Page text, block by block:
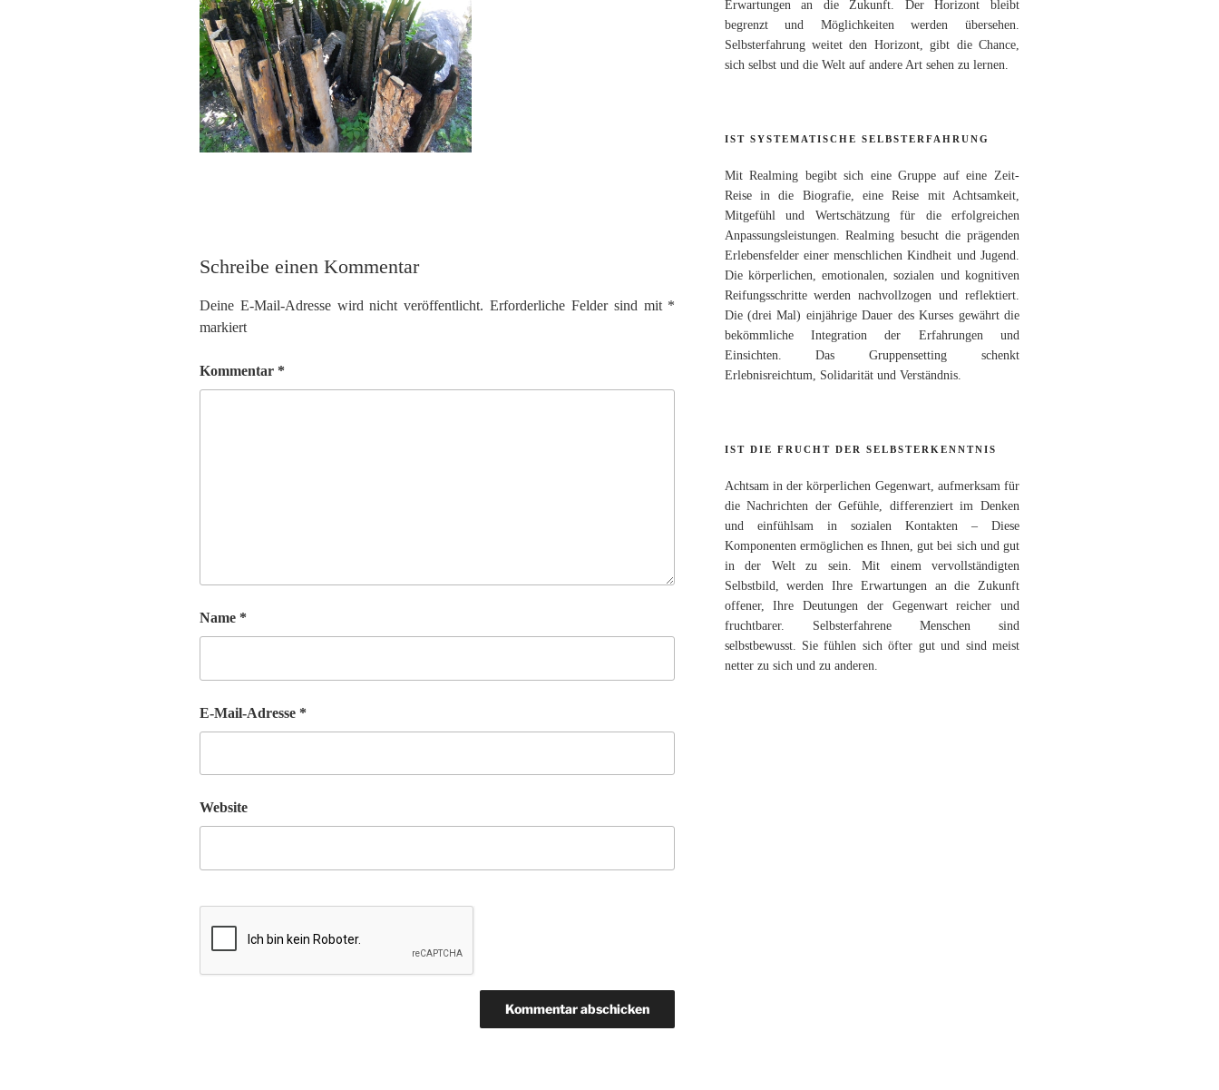
Schreibe einen Kommentar
Deine E-Mail-Adresse wird nicht veröffentlicht. Erforderliche Felder sind mit *
markiert
Kommentar *
Name *
E-Mail-Adresse *
Website
Erwartungen an die Zukunft. Der Horizont bleibt
begrenzt und Möglichkeiten werden übersehen.
Selbsterfahrung weitet den Horizont, gibt die Chance,
sich selbst und die Welt auf andere Art sehen zu lernen.
IST SYSTEMATISCHE SELBSTERFAHRUNG
Mit Realming begibt sich eine Gruppe auf eine Zeit-
Reise in die Biografie, eine Reise mit Achtsamkeit,
Mitgefühl und Wertschätzung für die erfolgreichen
Anpassungsleistungen. Realming besucht die prägenden
Erlebensfelder einer menschlichen Kindheit und Jugend.
Die körperlichen, emotionalen, sozialen und kognitiven
Reifungsschritte werden nachvollzogen und reflektiert.
Die (drei Mal) einjährige Dauer des Kurses gewährt die
bekömmliche Integration der Erfahrungen und
Einsichten. Das Gruppensetting schenkt
Erlebnisreichtum, Solidarität und Verständnis.
IST DIE FRUCHT DER SELBSTERKENNTNIS
Achtsam in der körperlichen Gegenwart, aufmerksam für
die Nachrichten der Gefühle, differenziert im Denken
und einfühlsam in sozialen Kontakten – Diese
Komponenten ermöglichen es Ihnen, gut bei sich und gut
in der Welt zu sein. Mit einem vervollständigten
Selbstbild, werden Ihre Erwartungen an die Zukunft
offener, Ihre Deutungen der Gegenwart reicher und
fruchtbarer. Selbsterfahrene Menschen sind
selbstbewusst. Sie fühlen sich öfter gut und sind meist
netter zu sich und zu anderen.